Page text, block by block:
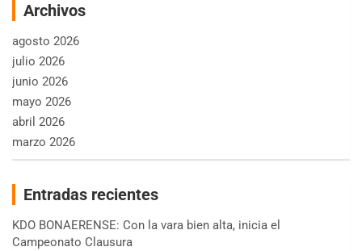
Archivos
agosto 2026
julio 2026
junio 2026
mayo 2026
abril 2026
marzo 2026
Entradas recientes
KDO BONAERENSE: Con la vara bien alta, inicia el
Campeonato Clausura